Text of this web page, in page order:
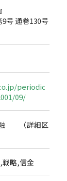
9号 通巻130号
periodic
09/
融 （詳細区
戦略,信金